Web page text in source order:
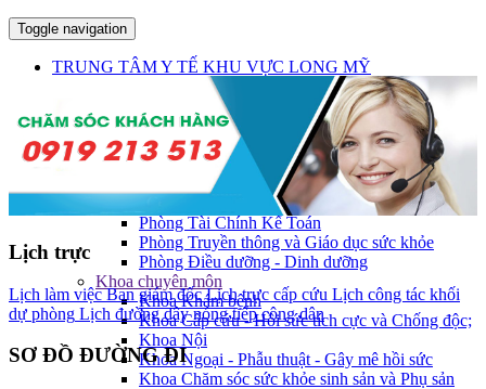
Toggle navigation
TRUNG TÂM Y TẾ KHU VỰC LONG MỸ
Sơ đồ tổ chức
Ban Giám đốc
Phòng chức năng
Phòng Tổ chức hành chính
Phòng Kế hoạch nghiệp vụ
Phòng Tài Chính Kế Toán
Phòng Truyền thông và Giáo dục sức khỏe
Phòng Điều dưỡng - Dinh dưỡng
Khoa chuyên môn
Khoa Khám bệnh
Khoa Cấp cứu - Hồi sức tích cực và Chống độc;
Khoa Nội
Khoa Ngoại - Phẫu thuật - Gây mê hồi sức
Khoa Chăm sóc sức khỏe sinh sản và Phụ sản
Lịch trực
Lịch làm việc Ban giám đốcLịch trực cấp cứu Lịch công tác khối
dự phòng Lịch đường dây nóng tiếp công dân
SƠ ĐỒ ĐƯỜNG ĐI